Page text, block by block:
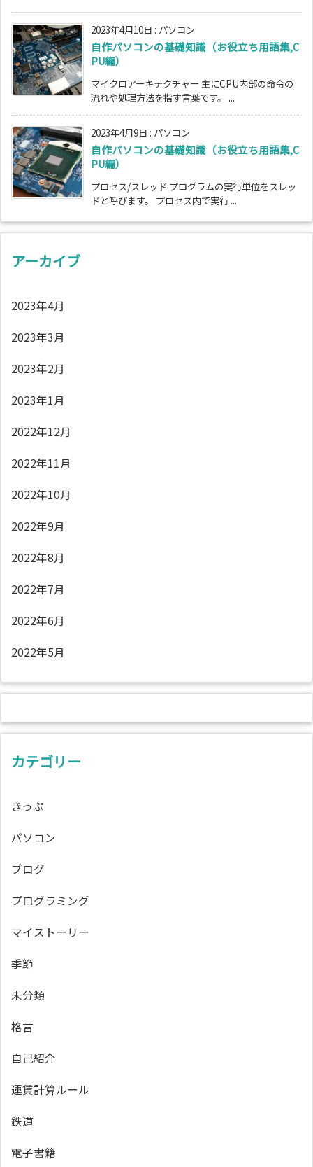
2023年4月10日 : パソコン
自作パソコンの基礎知識（お役立ち用語集,C
PU編）
マイクロアーキテクチャー 主にCPU内部の命令の
流れや処理方法を指す言葉です。 ...
2023年4月9日 : パソコン
自作パソコンの基礎知識（お役立ち用語集,C
PU編）
プロセス/スレッド プログラムの実行単位をスレッ
ドと呼びます。 プロセス内で実行 ...
アーカイブ
2023年4月
2023年3月
2023年2月
2023年1月
2022年12月
2022年11月
2022年10月
2022年9月
2022年8月
2022年7月
2022年6月
2022年5月
カテゴリー
きっぷ
パソコン
ブログ
プログラミング
マイストーリー
季節
未分類
格言
自己紹介
運賃計算ルール
鉄道
電子書籍